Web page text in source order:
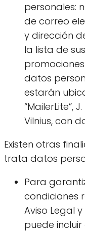
personales:
de correo
y dirección
la lista de
datos
estarán
“MailerLite”,
Vilnius, con
Existen otras
trata datos
Para
condiciones
Aviso Legal
puede